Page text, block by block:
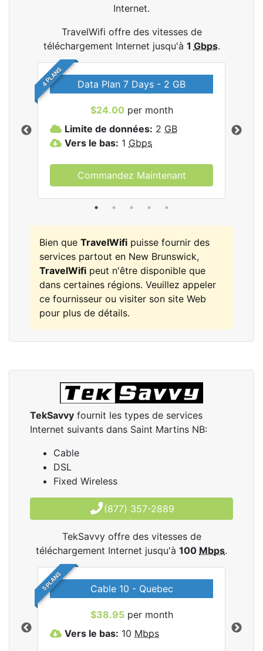
Internet.
TravelWifi offre des vitesses de
téléchargement Internet jusqu'à 1 Gbps.
4 PLANS Data Plan 7 Days - 2 GB
$24.00 per month
Limite de données: 2 GB
Vers le bas: 1 Gbps
Commandez Maintenant
Bien que TravelWifi puisse fournir des
services partout en New Brunswick,
TravelWifi peut n'être disponible que
dans certaines régions. Veuillez appeler
ce fournisseur ou visiter son site Web
pour plus de détails.
TekSavvy fournit les types de services
Internet suivants dans Saint Martins NB:
Cable
DSL
Fixed Wireless
(877) 357-2889
TekSavvy offre des vitesses de
téléchargement Internet jusqu'à 100 Mbps.
5 PLANS Cable 10 - Quebec
$38.95per month
Vers le bas: 10 Mbps